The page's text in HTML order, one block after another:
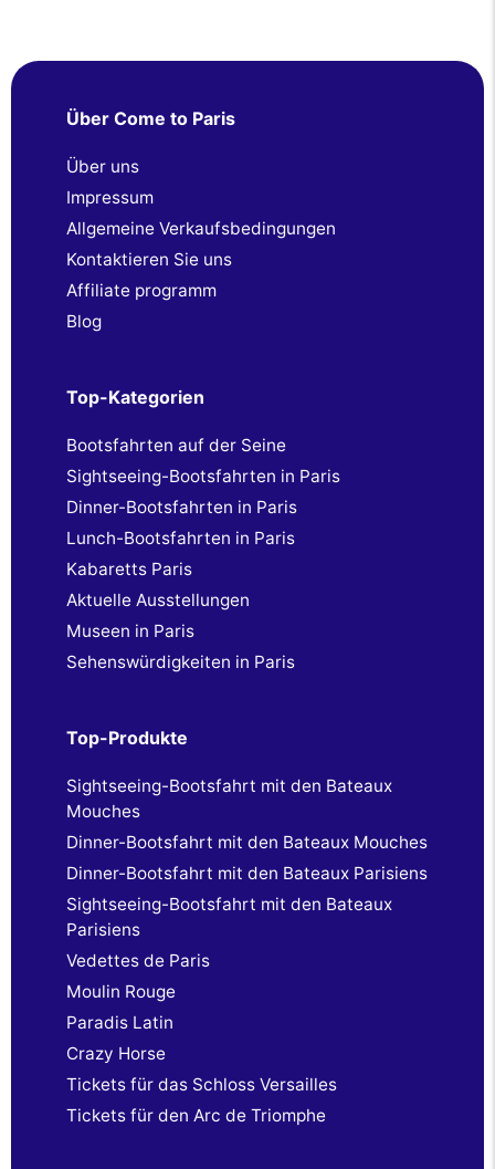
Über Come to Paris
Über uns
Impressum
Allgemeine Verkaufsbedingungen
Kontaktieren Sie uns
Affiliate programm
Blog
Top-Kategorien
Bootsfahrten auf der Seine
Sightseeing-Bootsfahrten in Paris
Dinner-Bootsfahrten in Paris
Lunch-Bootsfahrten in Paris
Kabaretts Paris
Aktuelle Ausstellungen
Museen in Paris
Sehenswürdigkeiten in Paris
Top-Produkte
Sightseeing-Bootsfahrt mit den Bateaux
Mouches
Dinner-Bootsfahrt mit den Bateaux Mouches
Dinner-Bootsfahrt mit den Bateaux Parisiens
Sightseeing-Bootsfahrt mit den Bateaux
Parisiens
Vedettes de Paris
Moulin Rouge
Paradis Latin
Crazy Horse
Tickets für das Schloss Versailles
Tickets für den Arc de Triomphe